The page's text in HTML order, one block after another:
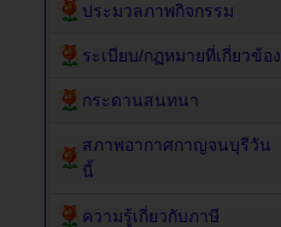
ประมวลภาพกิจกรรม
ระเบียบ/กฏหมายที่เกี่ยวข้อง
กระดานสนทนา
สภาพอากาศกาญจนบุรีวัน
นี้
ความรู้เกี่ยวกับภาษี